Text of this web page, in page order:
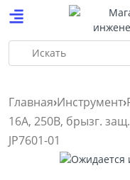
Искать
Главная Инструмент
16А, 250В, брызг.
JP7601-01